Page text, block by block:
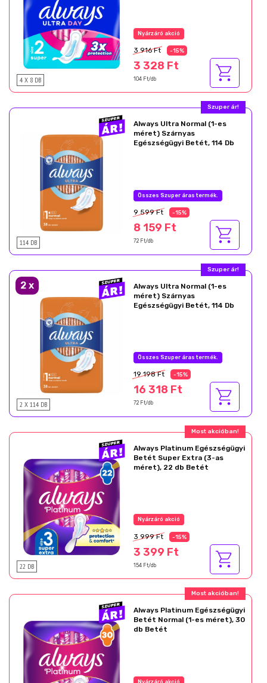
4 X 8 DB
Nyárzáró akció
3 916 Ft -15%
3 328 Ft
104 Ft/db
Szuper ár!
114 DB
Always Ultra Normal (1-es
méret) Szárnyas
Egészségügyi Betét, 114 Db
Összes Szuper áras termék.
9 599 Ft -15%
8 159 Ft
72 Ft/db
Szuper ár!
2 x
2 X 114 DB
Always Ultra Normal (1-es
méret) Szárnyas
Egészségügyi Betét, 114 Db
Összes Szuper áras termék.
19 198 Ft -15%
16 318 Ft
72 Ft/db
Most akcióban!
22 DB
Always Platinum Egészségügyi
Betét Super Extra (3-as
méret), 22 db Betét
Nyárzáró akció
3 999 Ft -15%
3 399 Ft
154 Ft/db
Most akcióban!
Always Platinum Egészségügyi
Betét Normal (1-es méret), 30
db Betét
Nyárzáró akció